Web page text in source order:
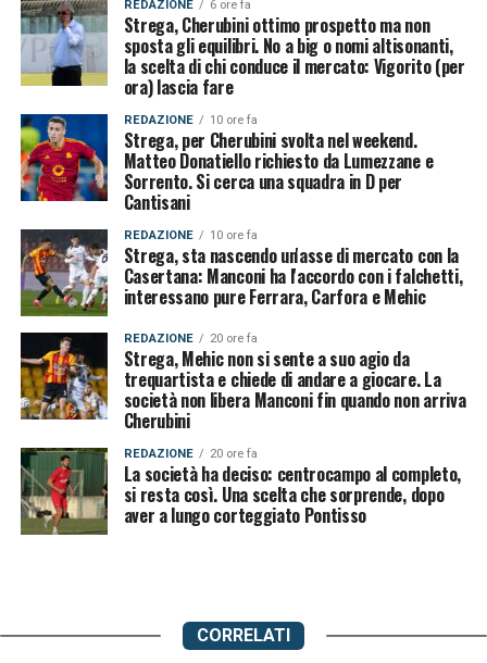
REDAZIONE 6 ore fa
Strega, Cherubini ottimo prospetto ma non
sposta gli equilibri. No a big o nomi altisonanti,
la scelta di chi conduce il mercato: Vigorito (per
ora) lascia fare
REDAZIONE 10 ore fa
Strega, per Cherubini svolta nel weekend.
Matteo Donatiello richiesto da Lumezzane e
Sorrento. Si cerca una squadra in D per
Cantisani
REDAZIONE 10 ore fa
Strega, sta nascendo un'asse di mercato con la
Casertana: Manconi ha l'accordo con i falchetti,
interessano pure Ferrara, Carfora e Mehic
REDAZIONE 20 ore fa
Strega, Mehic non si sente a suo agio da
trequartista e chiede di andare a giocare. La
società non libera Manconi fin quando non arriva
Cherubini
REDAZIONE 20 ore fa
La società ha deciso: centrocampo al completo,
si resta così. Una scelta che sorprende, dopo
aver a lungo corteggiato Pontisso
CORRELATI